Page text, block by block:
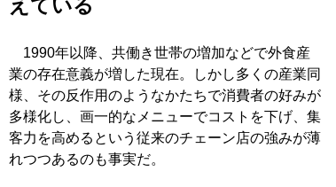
えている
1990年以降、共働き世帯の増加などで外食産
業の存在意義が増した現在。しかし多くの産業同
様、その反作用のようなかたちで消費者の好みが
多様化し、画一的なメニューでコストを下げ、集
客力を高めるという従来のチェーン店の強みが薄
れつつあるのも事実だ。